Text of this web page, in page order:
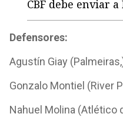
CBF debe enviar a
Defensores:
Agustín Giay
Gonzalo Montiel (River
Nahuel Molina (Atlético